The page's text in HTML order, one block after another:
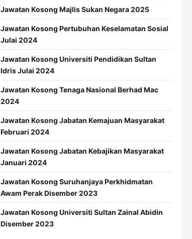
Jawatan Kosong Majlis Sukan Negara 2025
Jawatan Kosong Pertubuhan Keselamatan Sosial
Julai 2024
Jawatan Kosong Universiti Pendidikan Sultan
Idris Julai 2024
Jawatan Kosong Tenaga Nasional Berhad Mac
2024
Jawatan Kosong Jabatan Kemajuan Masyarakat
Februari 2024
Jawatan Kosong Jabatan Kebajikan Masyarakat
Januari 2024
Jawatan Kosong Suruhanjaya Perkhidmatan
Awam Perak Disember 2023
Jawatan Kosong Universiti Sultan Zainal Abidin
Disember 2023